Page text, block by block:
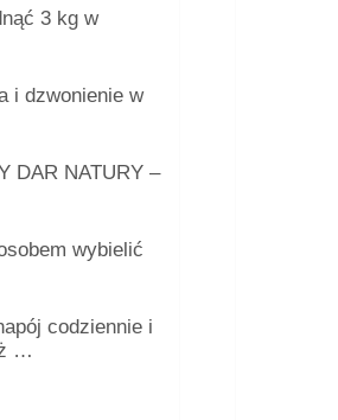
3 kg w
i dzwonienie w
DAR NATURY –
wybielić
codziennie i
…